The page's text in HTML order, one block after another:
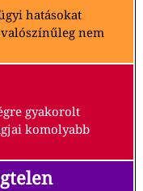
hatásokat
nem
gyakorolt
komolyabb